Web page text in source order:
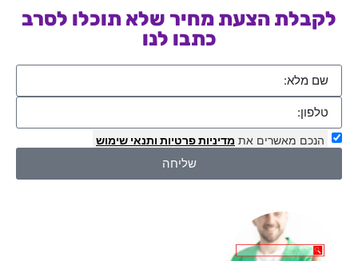
לקבלת הצעת מחיר שלא תוכלו לסרב
כתבו לנו
הנכם מאשרים את מדיניות פרטיות ותנאי שימוש
שליחה